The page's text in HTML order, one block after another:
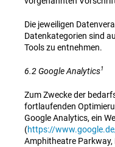
Die jeweiligen
Datenkategorien sind
Tools zu entnehmen.
6.2 Google Analytics1
Zum Zwecke der
fortlaufenden
Google Analytics, ein
(https://
Amphitheatre Parkway,